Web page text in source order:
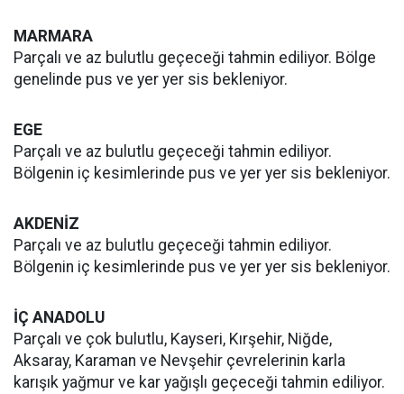
MARMARA
Parçalı ve az bulutlu geçeceği tahmin ediliyor. Bölge
genelinde pus ve yer yer sis bekleniyor.
EGE
Parçalı ve az bulutlu geçeceği tahmin ediliyor.
Bölgenin iç kesimlerinde pus ve yer yer sis bekleniyor.
AKDENİZ
Parçalı ve az bulutlu geçeceği tahmin ediliyor.
Bölgenin iç kesimlerinde pus ve yer yer sis bekleniyor.
İÇ ANADOLU
Parçalı ve çok bulutlu, Kayseri, Kırşehir, Niğde,
Aksaray, Karaman ve Nevşehir çevrelerinin karla
karışık yağmur ve kar yağışlı geçeceği tahmin ediliyor.